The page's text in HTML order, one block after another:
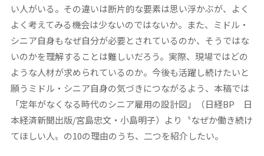
い人がいる。その違いは断片的な要素は思い浮かぶが、よく
よく考えてみる機会は少ないのではないか。また、ミドル・
シニア自身もなぜ自分が必要とされているのか、そうではな
いのかを理解することは難しいだろう。実際、現場ではどの
ような人材が求められているのか。今後も活躍し続けたいと
願うミドル・シニア自身の気づきにつながるよう、本稿では
「定年がなくなる時代のシニア雇用の設計図」
（日経BP 日
本経済新聞出版/宮島忠文・小島明子）より〝なぜか働き続け
てほしい人〟の10の理由のうち、二つを紹介したい。